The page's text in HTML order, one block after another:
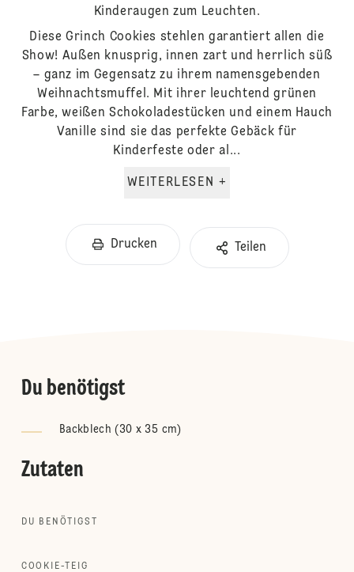
Kinderaugen zum Leuchten.
Diese Grinch Cookies stehlen garantiert allen die
Show! Außen knusprig, innen zart und herrlich süß
– ganz im Gegensatz zu ihrem namensgebenden
Weihnachtsmuffel. Mit ihrer leuchtend grünen
Farbe, weißen Schokoladestücken und einem Hauch
Vanille sind sie das perfekte Gebäck für
Kinderfeste oder al...
WEITERLESEN +
Drucken Teilen
Du benötigst
Backblech (30 x 35 cm)
Zutaten
DU BENÖTIGST
COOKIE-TEIG